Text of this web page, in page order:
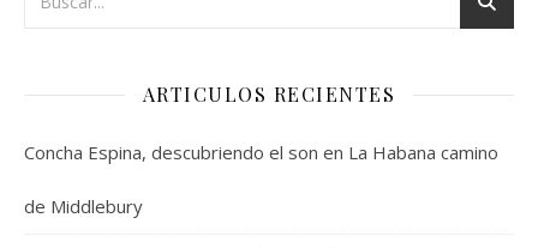
ARTICULOS RECIENTES
Concha Espina, descubriendo el son en La Habana camino
de Middlebury